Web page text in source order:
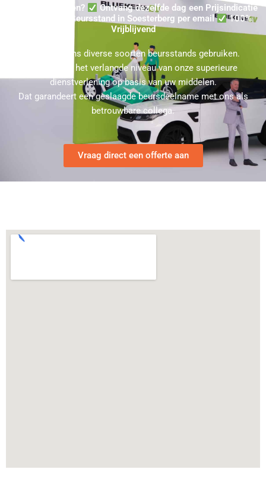
Beursstand Kopen?
Ontvang dezelfde dag een Prijsindicatie
voor een huur Beursstand in Soesterberg per email
100%
Vrijblijvend
U kunt bij ons diverse soorten beursstands gebruiken.
Kies hierbij het verlangde niveau van onze superieure
dienstverlening op basis van uw middelen.
Dat garandeert een geslaagde beursdeelname met ons als
betrouwbare collega.
Vraag direct een offerte aan